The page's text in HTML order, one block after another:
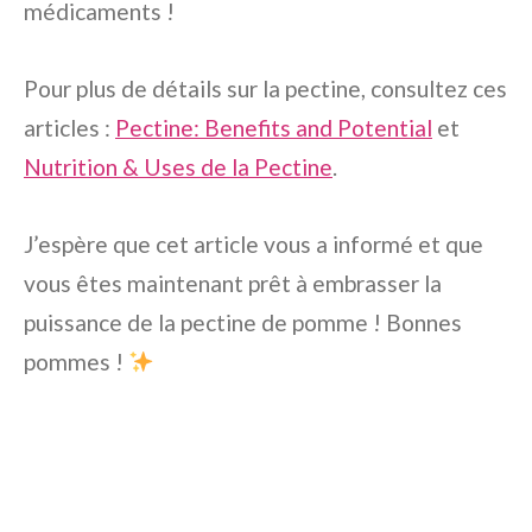
médicaments !
Pour plus de détails sur la pectine, consultez ces
articles : Pectine: Benefits and Potential et
Nutrition & Uses de la Pectine.
J’espère que cet article vous a informé et que
vous êtes maintenant prêt à embrasser la
puissance de la pectine de pomme ! Bonnes
pommes !